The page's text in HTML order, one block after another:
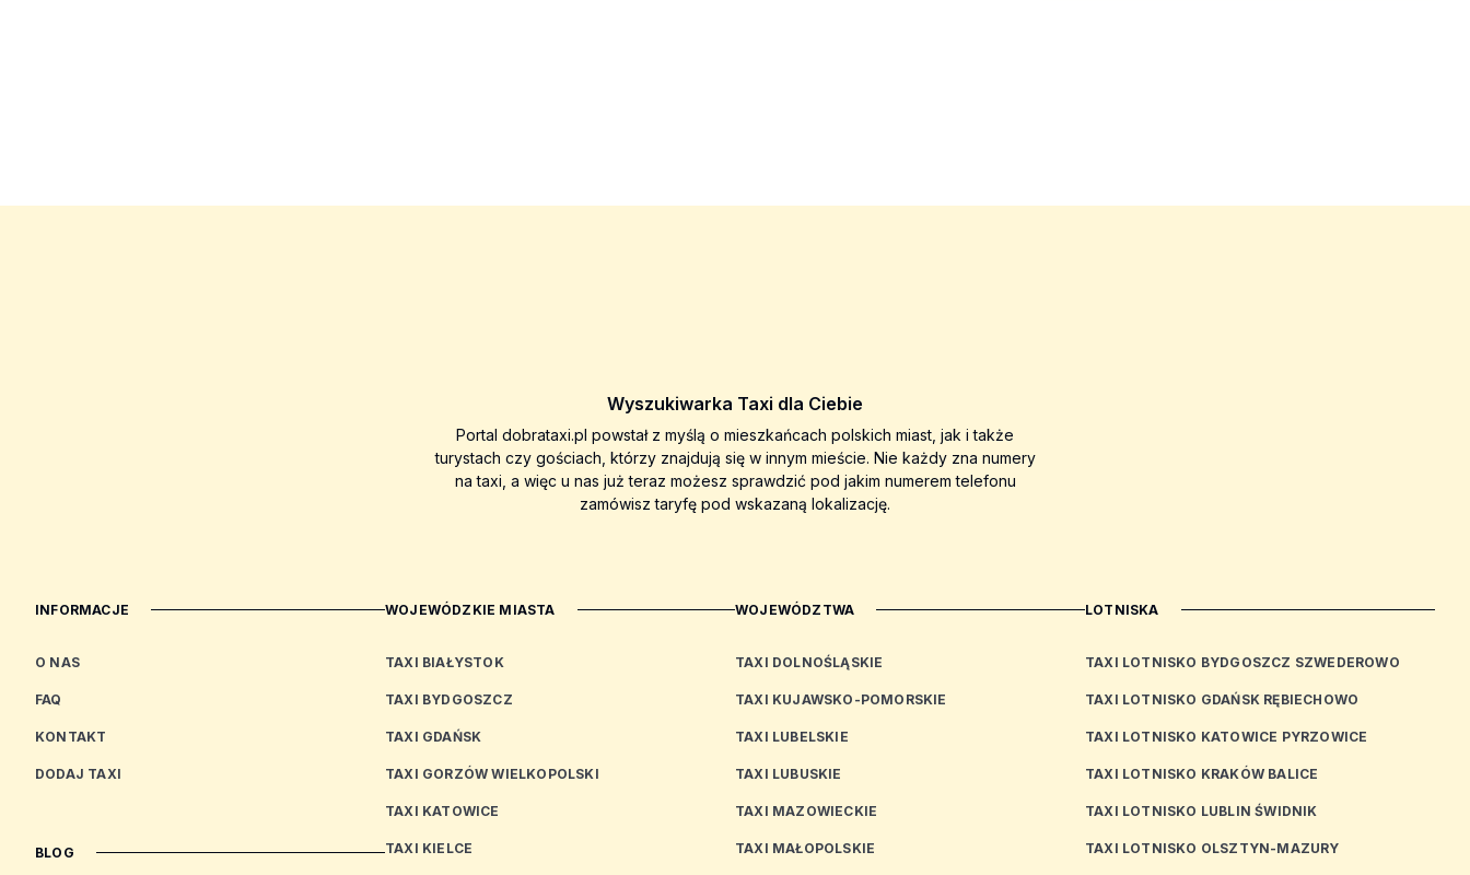
Wyszukiwarka Taxi dla Ciebie
Portal dobrataxi.pl powstał z myślą o mieszkańcach polskich miast, jak i także
turystach czy gościach, którzy znajdują się w innym mieście. Nie każdy zna numery
na taxi, a więc u nas już teraz możesz sprawdzić pod jakim numerem telefonu
zamówisz taryfę pod wskazaną lokalizację.
INFORMACJE
O NAS
FAQ
KONTAKT
DODAJ TAXI
BLOG
WOJEWÓDZKIE MIASTA
TAXI BIAŁYSTOK
TAXI BYDGOSZCZ
TAXI GDAŃSK
TAXI GORZÓW WIELKOPOLSKI
TAXI KATOWICE
TAXI KIELCE
WOJEWÓDZTWA
TAXI DOLNOŚLĄSKIE
TAXI KUJAWSKO-POMORSKIE
TAXI LUBELSKIE
TAXI LUBUSKIE
TAXI MAZOWIECKIE
TAXI MAŁOPOLSKIE
LOTNISKA
TAXI LOTNISKO BYDGOSZCZ SZWEDEROWO
TAXI LOTNISKO GDAŃSK RĘBIECHOWO
TAXI LOTNISKO KATOWICE PYRZOWICE
TAXI LOTNISKO KRAKÓW BALICE
TAXI LOTNISKO LUBLIN ŚWIDNIK
TAXI LOTNISKO OLSZTYN-MAZURY